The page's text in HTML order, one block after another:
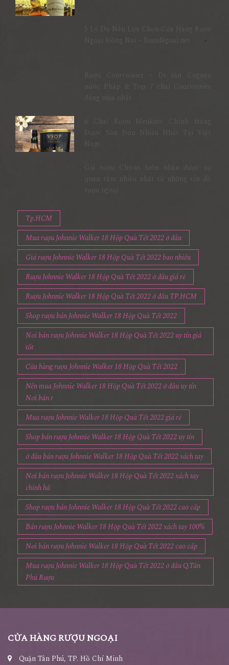
Nam
Giá rượu Chivas luôn nhận được sự
Tp.HCM
Mua rượu Johnnie Walker 18 Hộp Quà Tết 2022 ở đâu
Giá rượu Johnnie Walker 18 Hộp Quà Tết 2022 bao nhiêu
Rượu Johnnie Walker 18 Hộp Quà Tết 2022 ở đâu giá rẻ
Rượu Johnnie Walker 18 Hộp Quà Tết 2022 ở đâu TP.HCM
Shop rượu bán Johnnie Walker 18 Hộp Quà Tết 2022
Nơi bán rượu Johnnie Walker 18 Hộp Quà Tết 2022 uy tín giá
tốt
Cửa hàng rượu Johnnie Walker 18 Hộp Quà Tết 2022
Nên mua Johnnie Walker 18 Hộp Quà Tết 2022 ở đâu uy tín
Nơi bán r
Mua rượu Johnnie Walker 18 Hộp Quà Tết 2022 giá rẻ
Shop bán rượu Johnnie Walker 18 Hộp Quà Tết 2022 uy tín
ở đâu bán rượu Johnnie Walker 18 Hộp Quà Tết 2022 xách tay
Nơi bán rượu Johnnie Walker 18 Hộp Quà Tết 2022 xách tay
chính hã
Shop rượu bán Johnnie Walker 18 Hộp Quà Tết 2022 cao cấp
Bán rượu Johnnie Walker 18 Hộp Quà Tết 2022 xách tay 100%
Nơi bán rượu Johnnie Walker 18 Hộp Quà Tết 2022 cao cấp
Mua rượu Johnnie Walker 18 Hộp Quà Tết 2022 ở đâu Q.Tân
Phú Rượu
CỬA HÀNG RƯỢU NGOẠI
Quận Tân Phú, TP. Hồ Chí Minh